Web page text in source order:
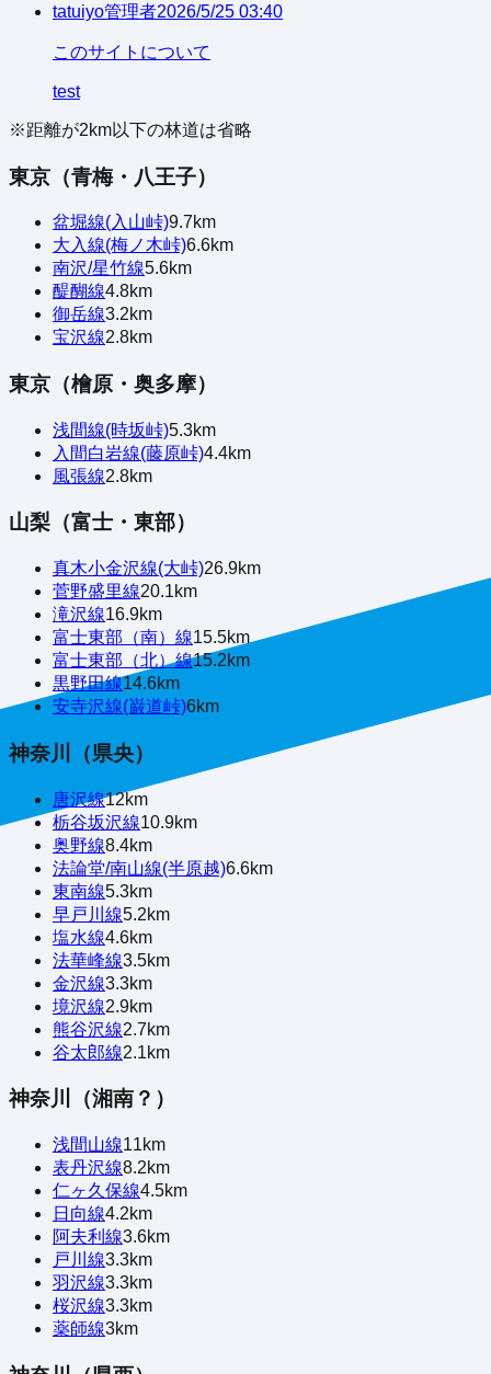
tatuiyo管理者2026/5/25 03:40
このサイトについて
test
※距離が2km以下の林道は省略
東京（青梅・八王子）
盆堀線(入山峠)9.7km
大入線(梅ノ木峠)6.6km
南沢/星竹線5.6km
醍醐線4.8km
御岳線3.2km
宝沢線2.8km
東京（檜原・奥多摩）
浅間線(時坂峠)5.3km
入間白岩線(藤原峠)4.4km
風張線2.8km
山梨（富士・東部）
真木小金沢線(大峠)26.9km
菅野盛里線20.1km
滝沢線16.9km
富士東部（南）線15.5km
富士東部（北）線15.2km
黒野田線14.6km
安寺沢線(巌道峠)6km
神奈川（県央）
唐沢線12km
栃谷坂沢線10.9km
奥野線8.4km
法論堂/南山線(半原越)6.6km
東南線5.3km
早戸川線5.2km
塩水線4.6km
法華峰線3.5km
金沢線3.3km
境沢線2.9km
熊谷沢線2.7km
谷太郎線2.1km
神奈川（湘南？）
浅間山線11km
表丹沢線8.2km
仁ヶ久保線4.5km
日向線4.2km
阿夫利線3.6km
戸川線3.3km
羽沢線3.3km
桜沢線3.3km
薬師線3km